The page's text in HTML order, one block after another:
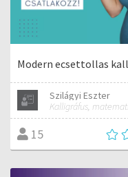
Modern ecsettollas
Szilágyi Eszter
Kalligráfus,
15